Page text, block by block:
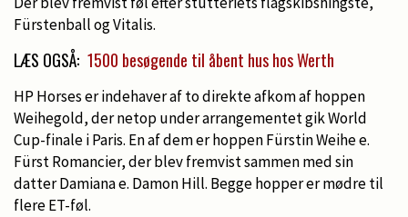
Fürstenball og Vitalis.
LÆS OGSÅ: 1500 besøgende til åbent hus hos Werth
HP Horses er indehaver af to direkte afkom af hoppen
Weihegold, der netop under arrangementet gik World
Cup-finale i Paris. En af dem er hoppen Fürstin Weihe e.
Fürst Romancier, der blev fremvist sammen med sin
datter Damiana e. Damon Hill. Begge hopper er mødre til
flere ET-føl.